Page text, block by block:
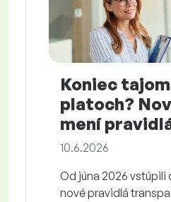
Koniec
platoch?
mení
10.6.2026
Od júna 2026
nové pravidlá